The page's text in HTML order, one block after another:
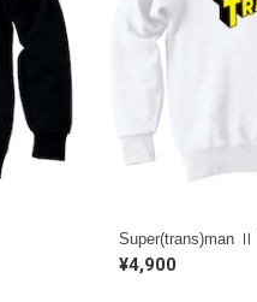
Super(trans)man
¥4,900